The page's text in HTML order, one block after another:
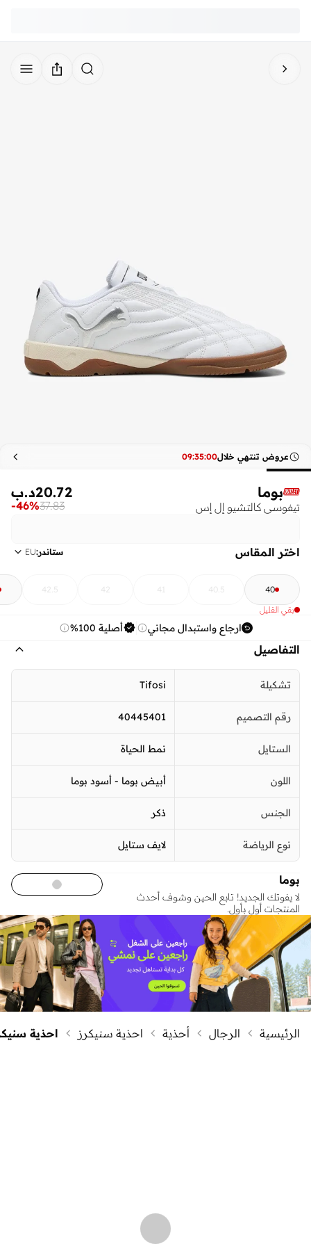
عروض تنتهي خلال 09:35:00
بوما
تيفوسي كالتشيو إل إس
د.ب20.72
37.83
-46%
اختر المقاس ستاندر:
EU
40
40.5
41
42
42.5
بقي القليل
ارجاع واستبدال مجاني أصلية 100%
التفاصيل
تشكيلة Tifosi
رقم التصميم 40445401
الستايل نمط الحياة
اللون أبيض بوما - أسود بوما
الجنس ذكر
نوع الرياضة لايف ستايل
بوما
لا يفوتك الجديد! تابع الحين وشوف أحدث
المنتجات أول بأول.
الرئيسية الرجال أحذية احذية سنيكرز احذية